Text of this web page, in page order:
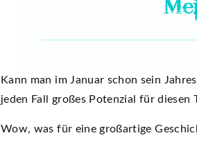
Kann man im Januar schon sein
jeden Fall großes Potenzial für diesen
Wow, was für eine großartige